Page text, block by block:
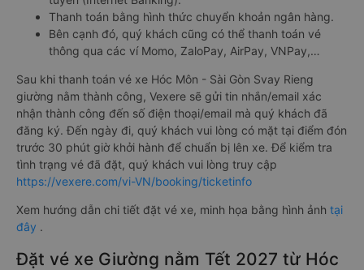
Thanh toán bằng hình thức chuyển khoản ngân hàng.
Bên cạnh đó, quý khách cũng có thể thanh toán vé
thông qua các ví Momo, ZaloPay, AirPay, VNPay,…
Sau khi thanh toán vé xe Hóc Môn - Sài Gòn Svay Rieng
giường nằm thành công, Vexere sẽ gửi tin nhắn/email xác
nhận thành công đến số điện thoại/email mà quý khách đã
đăng ký. Đến ngày đi, quý khách vui lòng có mặt tại điểm đón
trước 30 phút giờ khởi hành để chuẩn bị lên xe. Để kiểm tra
tình trạng vé đã đặt, quý khách vui lòng truy cập
https://vexere.com/vi-VN/booking/ticketinfo
Xem hướng dẫn chi tiết đặt vé xe, minh họa bằng hình ảnh tại
đây .
Đặt vé xe Giường nằm Tết 2027 từ Hóc